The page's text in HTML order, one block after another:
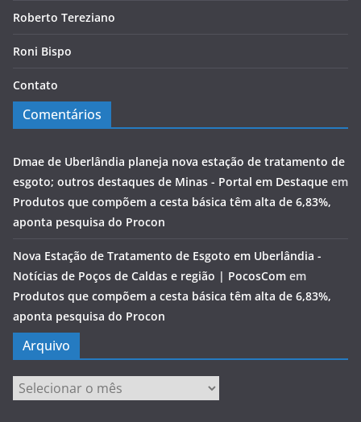
Roberto Tereziano
Roni Bispo
Contato
Comentários
Dmae de Uberlândia planeja nova estação de tratamento de
esgoto; outros destaques de Minas - Portal em Destaque em
Produtos que compõem a cesta básica têm alta de 6,83%,
aponta pesquisa do Procon
Nova Estação de Tratamento de Esgoto em Uberlândia -
Notícias de Poços de Caldas e região | PocosCom em
Produtos que compõem a cesta básica têm alta de 6,83%,
aponta pesquisa do Procon
Arquivo
Arquivo